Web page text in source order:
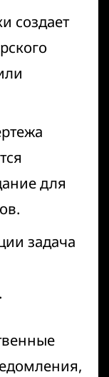
создает
для
задача